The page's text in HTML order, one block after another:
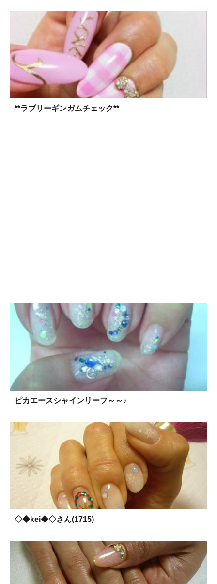
**ラブリーギンガムチェック**
ピカエースシャインリーフ～～♪
◇◆kei◆◇さん(1715)